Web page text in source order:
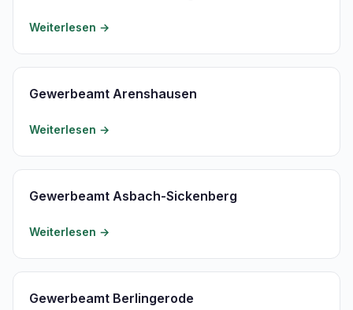
Weiterlesen →
Gewerbeamt Arenshausen
Weiterlesen →
Gewerbeamt Asbach-Sickenberg
Weiterlesen →
Gewerbeamt Berlingerode